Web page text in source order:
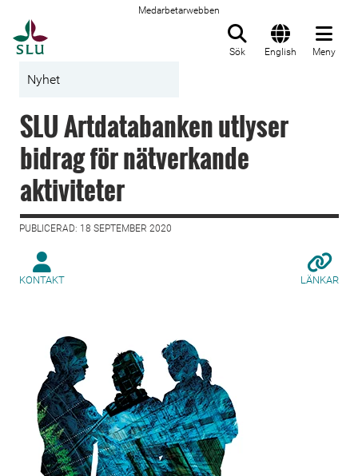
Medarbetarwebben
Sök English Meny
Nyhet
SLU Artdatabanken utlyser
bidrag för nätverkande
aktiviteter
PUBLICERAD: 18 SEPTEMBER 2020
KONTAKT LÄNKAR